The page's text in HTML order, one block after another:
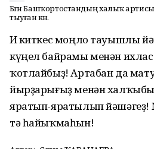
Бөгөн Башҡортостандың халыҡ
тыуған көнө.
Иҫ киткес моңло тауышлы
күңел байрамы менән
ҡотлайбыҙ! Артабан да
йырҙарығыҙ менән
яратып-яратылып
тә һайыҡмаһын!